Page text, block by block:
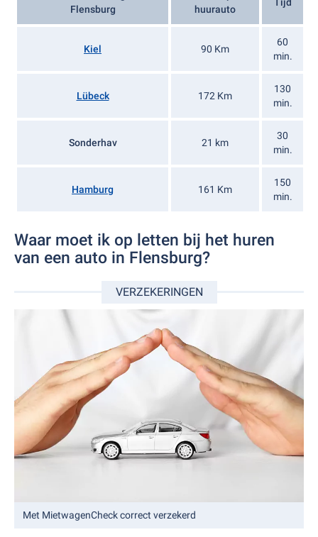
Flensburg
huurauto
Kiel 90 Km
60
min.
Lübeck 172 Km
130
min.
Sonderhav 21 km
30
min.
Hamburg 161 Km
150
min.
Waar moet ik op letten bij het huren
van een auto in Flensburg?
VERZEKERINGEN
Met MietwagenCheck correct verzekerd